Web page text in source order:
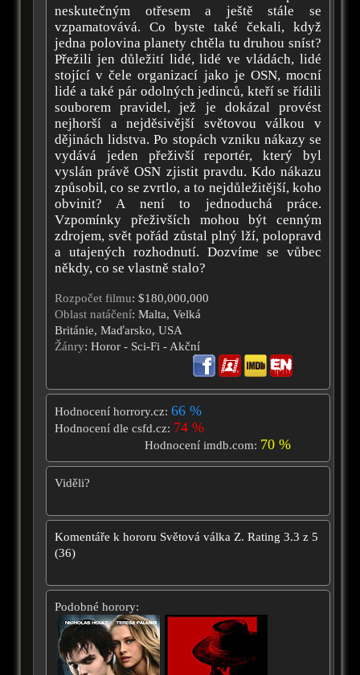
neskutečným otřesem a ještě stále se
vzpamatovává. Co byste také čekali, když
jedna polovina planety chtěla tu druhou sníst?
Přežili jen důležití lidé, lidé ve vládách, lidé
stojící v čele organizací jako je OSN, mocní
lidé a také pár odolných jedinců, kteří se řídili
souborem pravidel, jež je dokázal provést
nejhorší a nejděsivější světovou válkou v
dějinách lidstva. Po stopách vzniku nákazy se
vydává jeden přeživší reportér, který byl
vyslán právě OSN zjistit pravdu. Kdo nákazu
způsobil, co se zvrtlo, a to nejdůležitější, koho
obvinit? A není to jednoduchá práce.
Vzpomínky přeživších mohou být cenným
zdrojem, svět pořád zůstal plný lží, polopravd
a utajených rozhodnutí. Dozvíme se vůbec
někdy, co se vlastně stalo?
Rozpočet filmu: $180,000,000
Oblast natáčení: Malta, Velká
Británie, Maďarsko, USA
Žánry: Horor - Sci-Fi - Akční
Hodnocení horrory.cz: 66 %
Hodnocení dle csfd.cz: 74 %
Hodnocení imdb.com: 70 %
Viděli?
Komentáře k hororu Světová válka Z. Rating 3.3 z 5
(36)
Podobné horory: